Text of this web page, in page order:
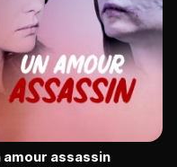
amour assassin